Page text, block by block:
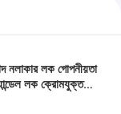
নলাকার লক গোপনীয়তা
লক ক্রোমযুক্ত